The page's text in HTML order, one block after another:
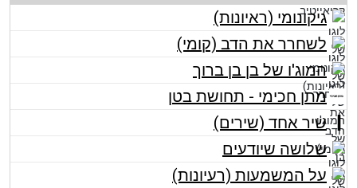
גיקונומי (ראיונות)
לשחרר את הדב (קומי)
המוג'ו של בן בן ברוך
מתן חכימי - תחושת בטן
שיר אחד (שירים)
שלושה שיודעים
על המשמעות (רעיונות)